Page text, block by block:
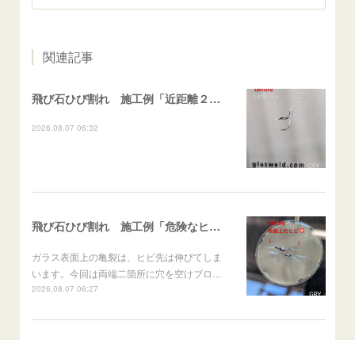
関連記事
飛び石ひび割れ 施工例「近距離２箇所・パーシャル系+ストレート系」CX-8
2026.08.07 06:32
飛び石ひび割れ 施工例「危険なヒビ🚨⚠️表面上亀裂」ジムニー
ガラス表面上の亀裂は、ヒビ先は伸びてしま
います。今回は両端二箇所に穴を空けブロ…
2026.08.07 06:27